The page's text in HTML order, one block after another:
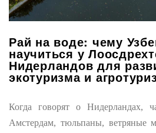
Рай на воде: чему
научиться у
Нидерландов для
экотуризма и
Когда говорят о Нидерландах,
Амстердам, тюльпаны, ветряные